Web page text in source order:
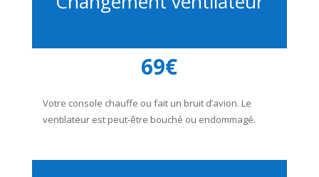
69€
Votre console chauffe ou fait un bruit d’avion. Le
ventilateur est peut-être bouché ou endommagé.